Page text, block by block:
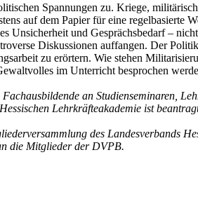
Spannungen zu. Kriege,
auf dem Papier für eine
Unsicherheit und Gesprächsbedarf –
Diskussionen auffangen. Der
zu erörtern. Wie stehen
im Unterricht besprochen
an Studienseminaren,
Lehrkräfteakademie ist
des Landesverbands
die Mitglieder der DVPB.